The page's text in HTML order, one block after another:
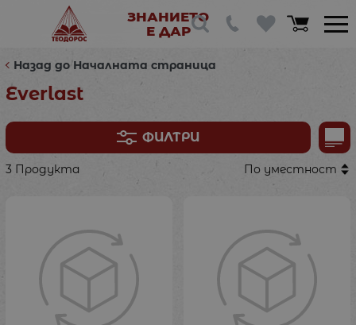
ЗНАНИЕТО
Е ДАР
Назад до Началната страница
Everlast
ФИЛТРИ
3 Продукта По уместност